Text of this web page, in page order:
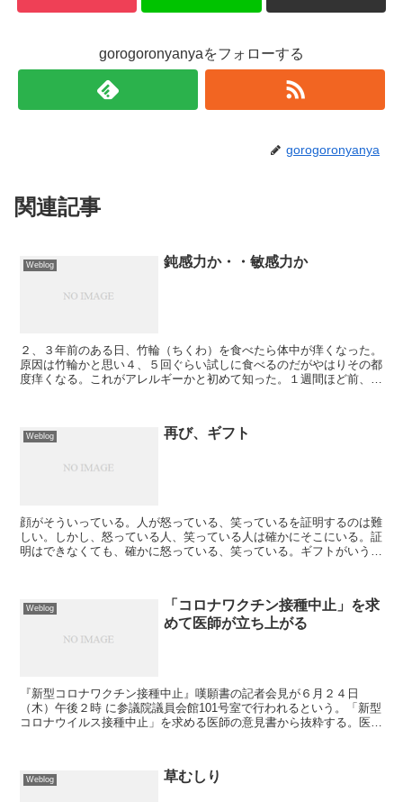
gorogoronyanyaをフォローする
gorogoronyanya
関連記事
Weblog 鈍感力か・・敏感力か
２、３年前のある日、竹輪（ちくわ）を食べたら体中が痒くなった。
原因は竹輪かと思い４、５回ぐらい試しに食べるのだがやはりその都
度痒くなる。これがアレルギーかと初めて知った。１週間ほど前、つ
Weblog 再び、ギフト
顔がそういっている。人が怒っている、笑っているを証明するのは難
しい。しかし、怒っている人、笑っている人は確かにそこにいる。証
明はできなくても、確かに怒っている、笑っている。ギフトがいう。
Weblog
「コロナワクチン接種中止」を求
めて医師が立ち上がる
『新型コロナワクチン接種中止』嘆願書の記者会見が６月２４日
（木）午後２時 に参議院議員会館101号室で行われるという。「新型
コロナウイルス接種中止」を求める医師の意見書から抜粋する。医
Weblog 草むしり